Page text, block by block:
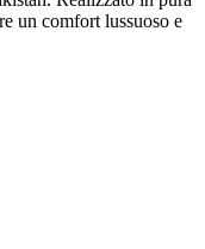
un comfort lussuoso e